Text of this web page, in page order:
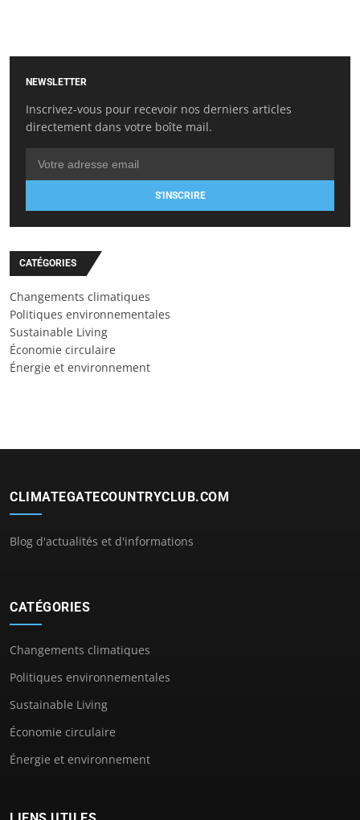
NEWSLETTER
Inscrivez-vous pour recevoir nos derniers articles
directement dans votre boîte mail.
S'INSCRIRE
CATÉGORIES
Changements climatiques
Politiques environnementales
Sustainable Living
Économie circulaire
Énergie et environnement
CLIMATEGATECOUNTRYCLUB.COM
Blog d'actualités et d'informations
CATÉGORIES
Changements climatiques
Politiques environnementales
Sustainable Living
Économie circulaire
Énergie et environnement